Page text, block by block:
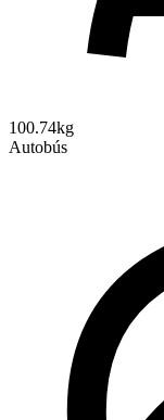
100.74kg
Autobús